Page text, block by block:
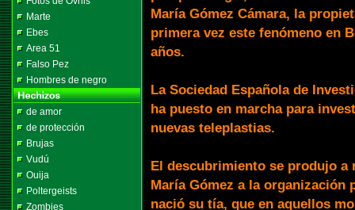
Marte
Ebes
Area 51
Falso Pez
Hombres de negro
de amor
de protección
Brujas
Vudú
Ouija
Poltergeists
Zombies
María Gómez Cámara, la
primera vez este fenómeno en
años.
La Sociedad Española de
ha puesto en marcha para
nuevas teleplastias.
El descubrimiento se produjo a
María Gómez a la organización
nació su tía, que en aquellos